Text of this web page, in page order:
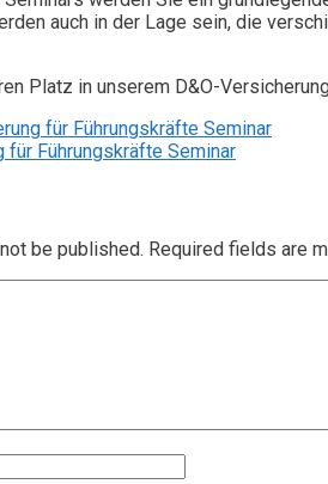
auch in der Lage sein, die
Platz in unserem D&O-
für Führungskräfte Seminar
für Führungskräfte Seminar
be published. Required fields are